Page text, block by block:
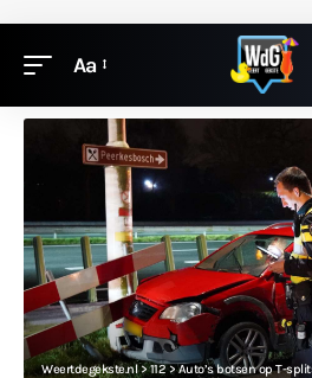
Aa
Weertdegekste.nl>112>Auto’s botsen op T-